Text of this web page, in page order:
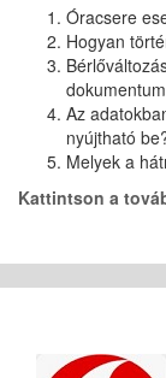
Óracsere
Hogyan
Az
nyújtható
Melyek a
Kattintson a
listája